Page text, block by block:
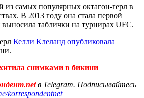
из самых популярных октагон-герл в
В 2013 году она стала первой
выносила таблички на турнирах UFC.
Келли Клеланд опубликовала
снимками в бикини
в Telegram. Подписывайтесь
korrespondentnet